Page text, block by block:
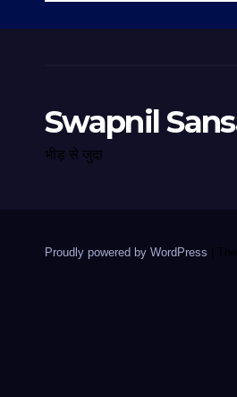
Swapnil
भीड़ से जुदा
Proudly powered by WordPress